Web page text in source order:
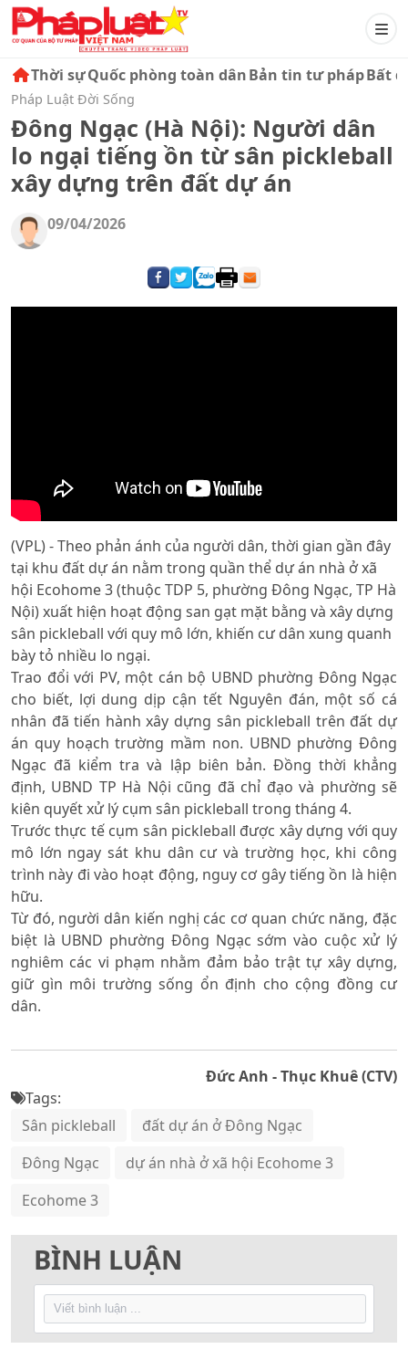
Thời sựQuốc phòng toàn dânBản tin tư phápBất
Pháp Luật Đời Sống
Đông Ngạc (Hà Nội): Người dân
lo ngại tiếng ồn từ sân pickleball
xây dựng trên đất dự án
09/04/2026
(VPL) - Theo phản ánh của người dân, thời gian gần đây
tại khu đất dự án nằm trong quần thể dự án nhà ở xã
hội Ecohome 3 (thuộc TDP 5, phường Đông Ngạc, TP Hà
Nội) xuất hiện hoạt động san gạt mặt bằng và xây dựng
sân pickleball với quy mô lớn, khiến cư dân xung quanh
bày tỏ nhiều lo ngại.
Trao đổi với PV, một cán bộ UBND phường Đông Ngạc
cho biết, lợi dung dịp cận tết Nguyên đán, một số cá
nhân đã tiến hành xây dựng sân pickleball trên đất dự
án quy hoạch trường mầm non. UBND phường Đông
Ngạc đã kiểm tra và lập biên bản. Đồng thời khẳng
định, UBND TP Hà Nội cũng đã chỉ đạo và phường sẽ
kiên quyết xử lý cụm sân pickleball trong tháng 4.
Trước thực tế cụm sân pickleball được xây dựng với quy
mô lớn ngay sát khu dân cư và trường học, khi công
trình này đi vào hoạt động, nguy cơ gây tiếng ồn là hiện
hữu.
Từ đó, người dân kiến nghị các cơ quan chức năng, đặc
biệt là UBND phường Đông Ngạc sớm vào cuộc xử lý
nghiêm các vi phạm nhằm đảm bảo trật tự xây dựng,
giữ gìn môi trường sống ổn định cho cộng đồng cư
dân.
Đức Anh - Thục Khuê (CTV)
Tags:
Sân pickleball
đất dự án ở Đông Ngạc
Đông Ngạc
dự án nhà ở xã hội Ecohome 3
Ecohome 3
BÌNH LUẬN